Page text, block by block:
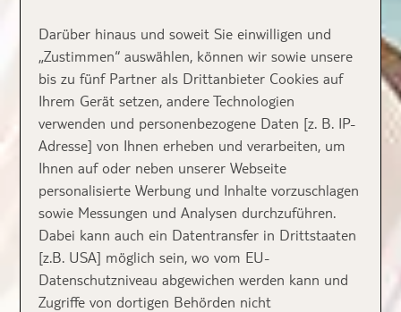
Darüber hinaus und soweit Sie einwilligen und
„Zustimmen“ auswählen, können wir sowie unsere
bis zu fünf Partner als Drittanbieter Cookies auf
Ihrem Gerät setzen, andere Technologien
verwenden und personenbezogene Daten [z. B. IP-
Adresse] von Ihnen erheben und verarbeiten, um
Ihnen auf oder neben unserer Webseite
personalisierte Werbung und Inhalte vorzuschlagen
sowie Messungen und Analysen durchzuführen.
Dabei kann auch ein Datentransfer in Drittstaaten
[z.B. USA] möglich sein, wo vom EU-
Datenschutzniveau abgewichen werden kann und
Zugriffe von dortigen Behörden nicht